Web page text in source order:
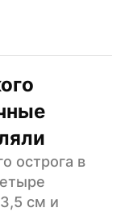
острога в
см и